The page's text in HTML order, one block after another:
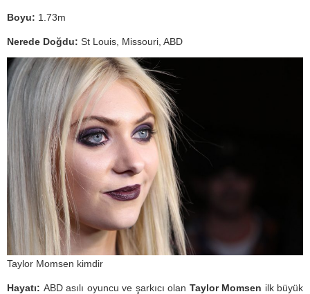
Boyu: 1.73m
Nerede Doğdu: St Louis, Missouri, ABD
Taylor Momsen kimdir
Hayatı: ABD asılı oyuncu ve şarkıcı olan Taylor Momsen ilk büyük